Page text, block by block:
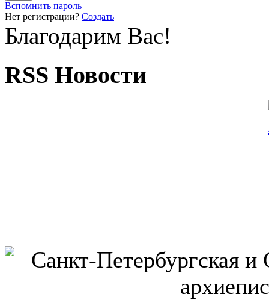
Вспомнить пароль
Нет регистрации? Создать
Благодарим Вас!
RSS Новости